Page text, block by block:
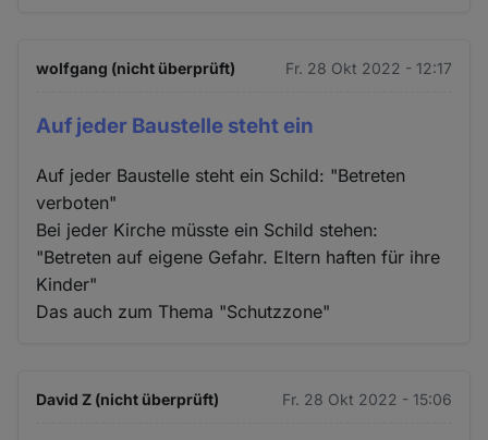
wolfgang (nicht überprüft) Fr. 28 Okt 2022 - 12:17
Auf jeder Baustelle steht ein
Auf jeder Baustelle steht ein Schild: "Betreten
verboten"
Bei jeder Kirche müsste ein Schild stehen:
"Betreten auf eigene Gefahr. Eltern haften für ihre
Kinder"
Das auch zum Thema "Schutzzone"
David Z (nicht überprüft) Fr. 28 Okt 2022 - 15:06